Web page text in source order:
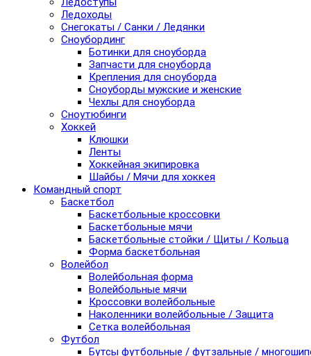
Ледоходы
Снегокаты / Санки / Ледянки
Сноубординг
Ботинки для сноуборда
Запчасти для сноуборда
Крепления для сноуборда
Сноуборды мужские и женские
Чехлы для сноуборда
Сноутюбинги
Хоккей
Клюшки
Ленты
Хоккейная экипировка
Шайбы / Мячи для хоккея
Командный спорт
Баскетбол
Баскетбольные кроссовки
Баскетбольные мячи
Баскетбольные стойки / Щиты / Кольца
Форма баскетбольная
Волейбол
Волейбольная форма
Волейбольные мячи
Кроссовки волейбольные
Наколенники волейбольные / Защита
Сетка волейбольная
Футбол
Бутсы футбольные / футзальные /